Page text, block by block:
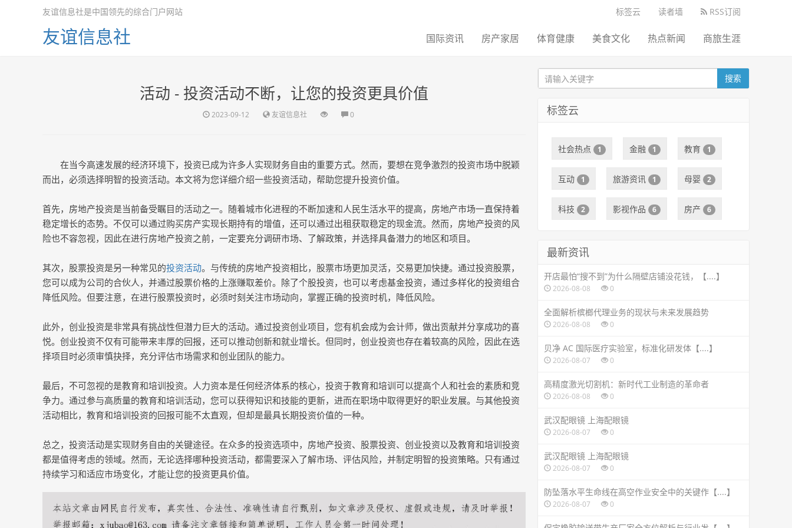
标签云 读者墙 RSS订阅
友谊信息社是中国领先的综合门户网站
友谊信息社 国际资讯 房产家居 体育健康 美食文化 热点新闻 商旅生涯
活动 - 投资活动不断，让您的投资更具价值
2023-09-12 友谊信息社 0
在当今高速发展的经济环境下，投资已成为许多人实现财务自由的重要方式。然而，要想在竞争激烈的投资市场中脱颖
而出，必须选择明智的投资活动。本文将为您详细介绍一些投资活动，帮助您提升投资价值。
首先，房地产投资是当前备受瞩目的活动之一。随着城市化进程的不断加速和人民生活水平的提高，房地产市场一直保持着
稳定增长的态势。不仅可以通过购买房产实现长期持有的增值，还可以通过出租获取稳定的现金流。然而，房地产投资的风
险也不容忽视，因此在进行房地产投资之前，一定要充分调研市场、了解政策，并选择具备潜力的地区和项目。
其次，股票投资是另一种常见的投资活动。与传统的房地产投资相比，股票市场更加灵活，交易更加快捷。通过投资股票，
您可以成为公司的合伙人，并通过股票价格的上涨赚取差价。除了个股投资，也可以考虑基金投资，通过多样化的投资组合
降低风险。但要注意，在进行股票投资时，必须时刻关注市场动向，掌握正确的投资时机，降低风险。
此外，创业投资是非常具有挑战性但潜力巨大的活动。通过投资创业项目，您有机会成为会计师，做出贡献并分享成功的喜
悦。创业投资不仅有可能带来丰厚的回报，还可以推动创新和就业增长。但同时，创业投资也存在着较高的风险，因此在选
择项目时必须审慎抉择，充分评估市场需求和创业团队的能力。
最后，不可忽视的是教育和培训投资。人力资本是任何经济体系的核心，投资于教育和培训可以提高个人和社会的素质和竞
争力。通过参与高质量的教育和培训活动，您可以获得知识和技能的更新，进而在职场中取得更好的职业发展。与其他投资
活动相比，教育和培训投资的回报可能不太直观，但却是最具长期投资价值的一种。
总之，投资活动是实现财务自由的关键途径。在众多的投资选项中，房地产投资、股票投资、创业投资以及教育和培训投资
都是值得考虑的领域。然而，无论选择哪种投资活动，都需要深入了解市场、评估风险，并制定明智的投资策略。只有通过
持续学习和适应市场变化，才能让您的投资更具价值。
搜索
标签云
社会热点 1 金融 1 教育 1
互动 1 旅游资讯 1 母婴 2
科技 2 影视作品 6 房产 6
最新资讯
开店最怕“搜不到”为什么隔壁店铺没花钱，【....】
2026-08-08 0
全面解析槟榔代理业务的现状与未来发展趋势
2026-08-08 0
贝净 AC 国际医疗实验室，标准化研发体【....】
2026-08-07 0
高精度激光切割机：新时代工业制造的革命者
2026-08-08 0
武汉配眼镜 上海配眼镜
2026-08-07 0
武汉配眼镜 上海配眼镜
2026-08-07 0
防坠落水平生命线在高空作业安全中的关键作【....】
2026-08-07 0